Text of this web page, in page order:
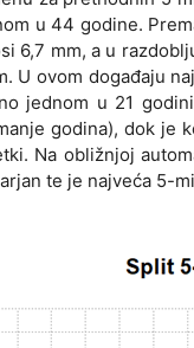
u 44 godine.
6,7 mm, a u
U ovom događaju
jednom u 21
godina), dok je
Na obližnjoj
te je najveća 5-